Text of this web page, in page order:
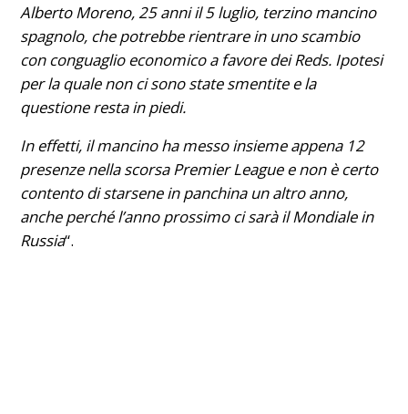
Alberto Moreno, 25 anni il 5 luglio, terzino mancino
spagnolo, che potrebbe rientrare in uno scambio
con conguaglio economico a favore dei Reds. Ipotesi
per la quale non ci sono state smentite e la
questione resta in piedi.
In effetti, il mancino ha messo insieme appena 12
presenze nella scorsa Premier League e non è certo
contento di starsene in panchina un altro anno,
anche perché l’anno prossimo ci sarà il Mondiale in
Russia“.